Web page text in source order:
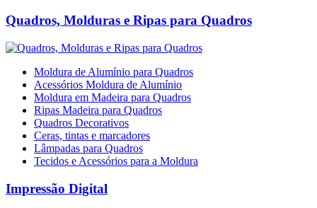
Quadros, Molduras e Ripas para Quadros
Moldura de Alumínio para Quadros
Acessórios Moldura de Alumínio
Moldura em Madeira para Quadros
Ripas Madeira para Quadros
Quadros Decorativos
Ceras, tintas e marcadores
Lâmpadas para Quadros
Tecidos e Acessórios para a Moldura
Impressão Digital